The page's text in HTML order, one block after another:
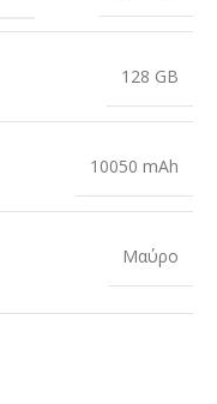
128 GB
10050 mAh
Μαύρο